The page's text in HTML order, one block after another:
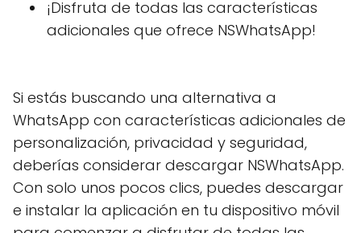
¡Disfruta de todas las características
adicionales que ofrece NSWhatsApp!
Si estás buscando una alternativa a
WhatsApp con características adicionales de
personalización, privacidad y seguridad,
deberías considerar descargar NSWhatsApp.
Con solo unos pocos clics, puedes descargar
e instalar la aplicación en tu dispositivo móvil